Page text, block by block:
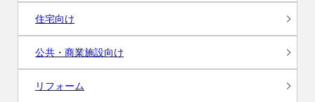
住宅向け
公共・商業施設向け
リフォーム